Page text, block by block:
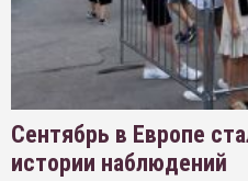
Сентябрь в Европе
истории наблюдений